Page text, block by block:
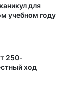
для
учебном году
250-
ход